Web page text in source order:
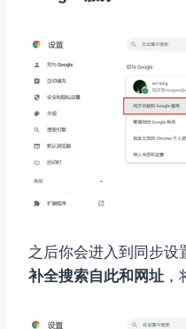
之后你会进入到同步设
补全搜索自此和网址